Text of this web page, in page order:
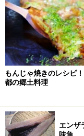
もんじゃ焼きのレシピ
都の郷土料理
エンザ